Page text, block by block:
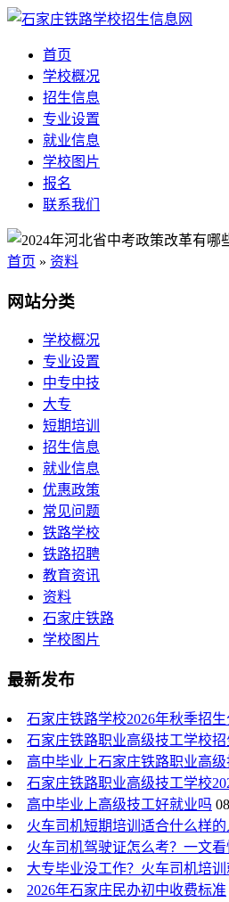
首页
学校概况
招生信息
专业设置
就业信息
学校图片
报名
联系我们
首页 » 资料
网站分类
学校概况
专业设置
中专中技
大专
短期培训
招生信息
就业信息
优惠政策
常见问题
铁路学校
铁路招聘
教育资讯
资料
石家庄铁路
学校图片
最新发布
石家庄铁路学校2026年秋季招
石家庄铁路职业高级技工学校招
高中毕业上石家庄铁路职业高
石家庄铁路职业高级技工学校
高中毕业上高级技工好就业吗
火车司机短期培训适合什么样的
火车司机驾驶证怎么考？一文
大专毕业没工作？火车司机培
2026年石家庄民办初中收费标准